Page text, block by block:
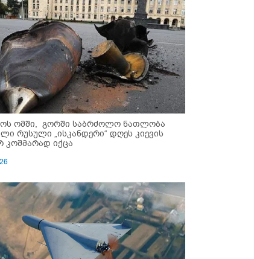
ომში, გორში საბრძოლო ნათლობა
რუსული „ისკანდერი“ დღეს კიევის
კოშმარად იქცა